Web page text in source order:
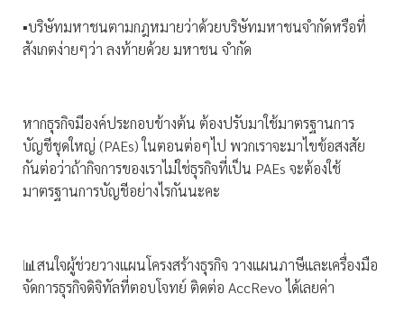
▪️บริษัทมหาชนตามกฎหมายว่าด้วยบริษัทมหาชนจำกัดหรือที่
สังเกตง่ายๆว่า ลงท้ายด้วย มหาชน จำกัด
หากธุรกิจมีองค์ประกอบข้างต้น ต้องปรับมาใช้มาตรฐานการ
บัญชีชุดใหญ่ (PAEs) ในตอนต่อๆไป พวกเราจะมาไขข้อสงสัย
กันต่อว่าถ้ากิจการของเราไม่ใช่ธุรกิจที่เป็น PAEs จะต้องใช้
มาตรฐานการบัญชีอย่างไรกันนะคะ
📊สนใจผู้ช่วยวางแผนโครงสร้างธุรกิจ วางแผนภาษีและเครื่องมือ
จัดการธุรกิจดิจิทัลที่ตอบโจทย์ ติดต่อ AccRevo ได้เลยค่า